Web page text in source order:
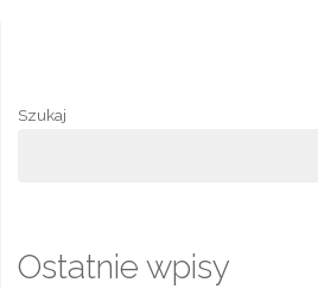
Szukaj
Ostatnie wpisy